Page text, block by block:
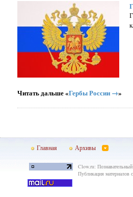
Читать дальше «Гербы России →»
Главная Архивы
Clow.ru: Познавательный
Публикация материалов